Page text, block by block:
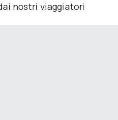
nostri viaggiatori